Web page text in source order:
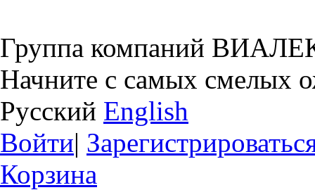
Группа компаний
Начните с самых смелых
Русский English
Войти|
Корзина